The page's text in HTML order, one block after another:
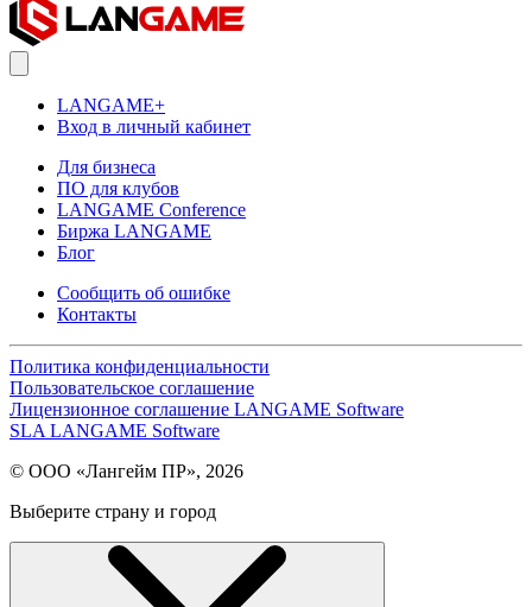
LANGAME+
Вход в личный кабинет
Для бизнеса
ПО для клубов
LANGAME Conference
Биржа LANGAME
Блог
Сообщить об ошибке
Контакты
Политика конфиденциальности
Пользовательское соглашение
Лицензионное соглашение LANGAME Software
SLA LANGAME Software
© ООО «Лангейм ПР», 2026
Выберите страну и город